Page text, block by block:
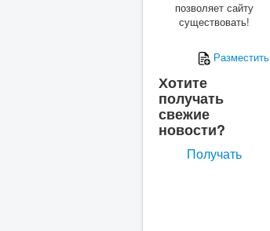
позволяет сайту
существовать!
Разместить
Хотите
получать
свежие
новости?
Получать